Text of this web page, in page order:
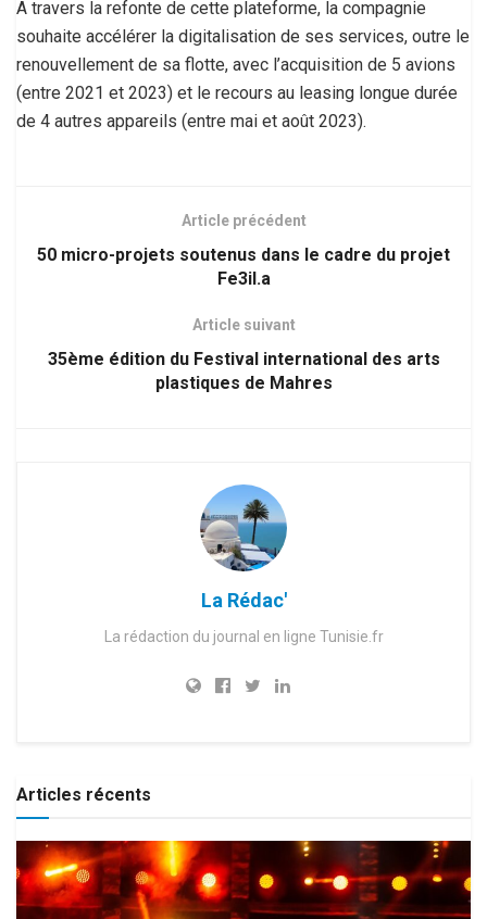
A travers la refonte de cette plateforme, la compagnie
souhaite accélérer la digitalisation de ses services, outre le
renouvellement de sa flotte, avec l’acquisition de 5 avions
(entre 2021 et 2023) et le recours au leasing longue durée
de 4 autres appareils (entre mai et août 2023).
Article précédent
50 micro-projets soutenus dans le cadre du projet
Fe3il.a
Article suivant
35ème édition du Festival international des arts
plastiques de Mahres
La Rédac'
La rédaction du journal en ligne Tunisie.fr
Articles récents